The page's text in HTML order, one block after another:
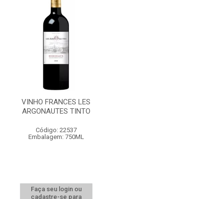
VINHO FRANCES LES
ARGONAUTES TINTO
Código: 22537
Embalagem: 750ML
Faça seu login ou
cadastre-se para